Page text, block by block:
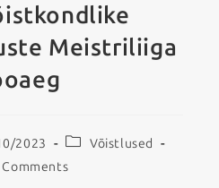
Meistriliiga
2023
Võistlused
Comments